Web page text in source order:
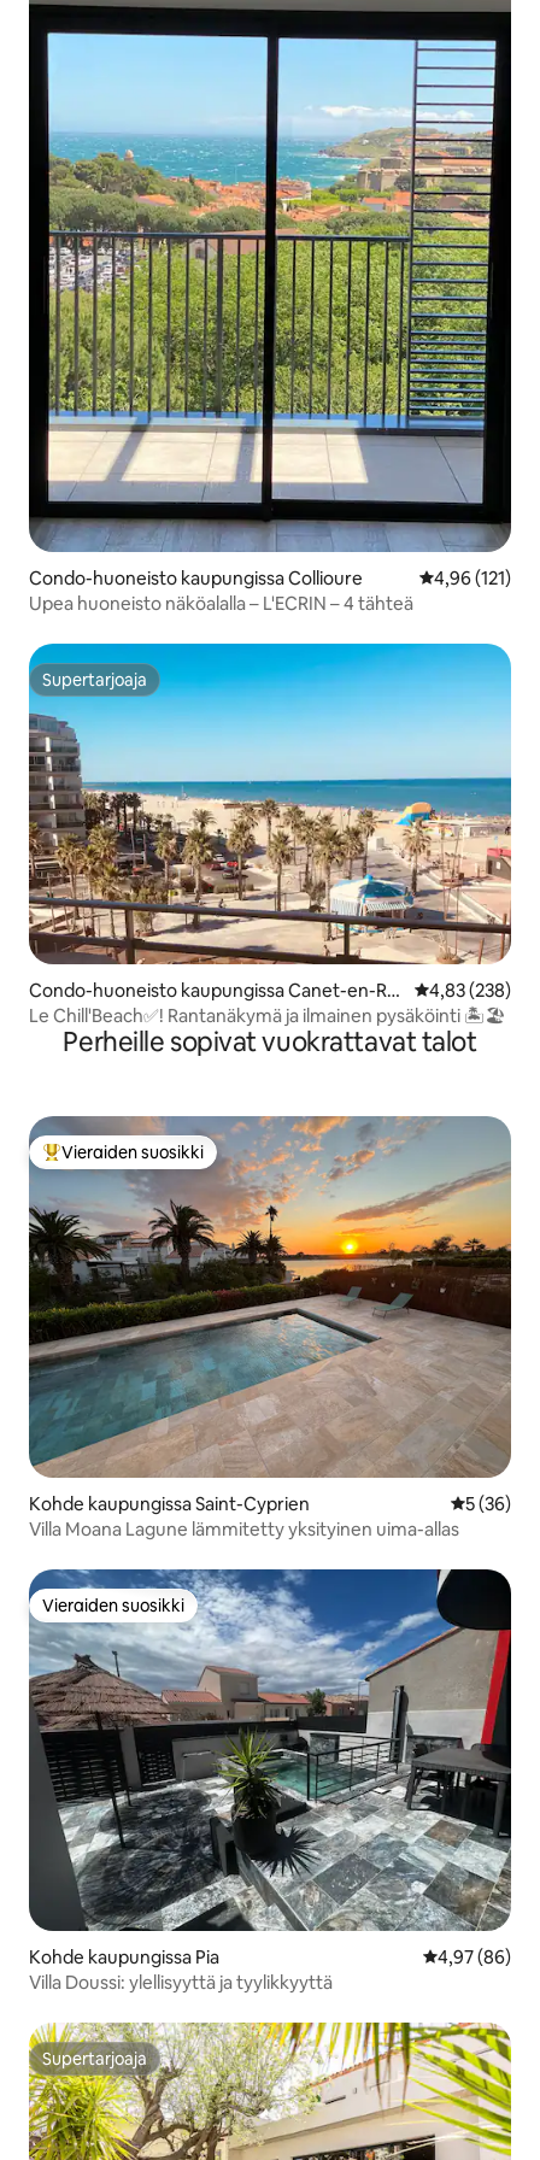
Condo-huoneisto kaupungissa Collioure
4,96 (121)
Upea huoneisto näköalalla – L'ECRIN – 4 tähteä
Supertarjoaja
Supertarjoaja
Condo-huoneisto kaupungissa Canet-en-Ro
ussillon
4,83 (238)
Le Chill'Beach✅! Rantanäkymä ja ilmainen pysäköinti 🏝🏖
Perheille sopivat vuokrattavat talot
Vieraiden suosikkien parhaimmistoa
Vieraiden suosikki
Kohde kaupungissa Saint-Cyprien
5 (36)
Villa Moana Lagune lämmitetty yksityinen uima-allas
Vieraiden suosikki
Vieraiden suosikki
Kohde kaupungissa Pia
4,97 (86)
Villa Doussi: ylellisyyttä ja tyylikkyyttä
Supertarjoaja
Supertarjoaja